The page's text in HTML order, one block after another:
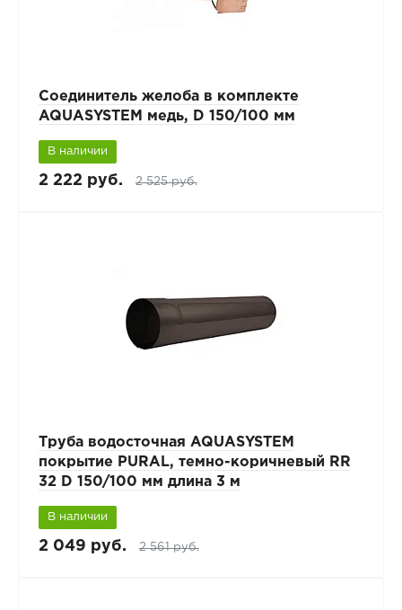
Соединитель желоба в комплекте
AQUASYSTEM медь, D 150/100 мм
В наличии
2 222 руб. 2 525 руб.
Труба водосточная AQUASYSTEM
покрытие PURAL, темно-коричневый RR
32 D 150/100 мм длина 3 м
В наличии
2 049 руб. 2 561 руб.